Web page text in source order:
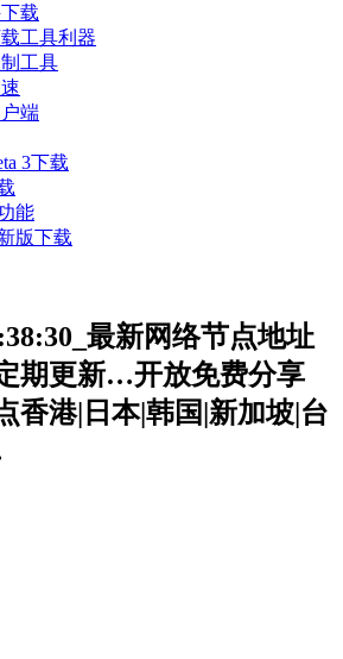
载
工具利器
工具
端
3下载
能
版下载
最新网络节点地址
期更新…开放免费分享
香港|日本|韩国|新加坡|台